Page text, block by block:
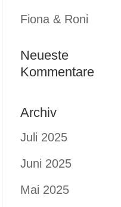
Fiona & Roni
Neueste
Kommentare
Archiv
Juli 2025
Juni 2025
Mai 2025